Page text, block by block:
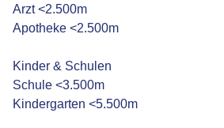
Arzt <2.500m
Apotheke <2.500m
Kinder & Schulen
Schule <3.500m
Kindergarten <5.500m